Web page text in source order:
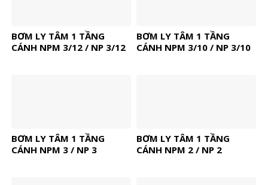
BƠM LY TÂM 1 TẦNG
CÁNH NPM 3/12 / NP 3/12
BƠM LY TÂM 1 TẦNG
CÁNH NPM 3/10 / NP 3/10
BƠM LY TÂM 1 TẦNG
CÁNH NPM 3 / NP 3
BƠM LY TÂM 1 TẦNG
CÁNH NPM 2 / NP 2